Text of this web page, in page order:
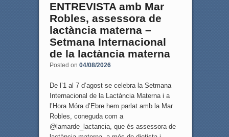
ENTREVISTA amb Mar
Robles, assessora de
lactància materna –
Setmana Internacional
de la lactància materna
Posted on 04/08/2026
De l’1 al 7 d’agost se celebra la Setmana
Internacional de la Lactància Materna i a
l’Hora Móra d’Ebre hem parlat amb la Mar
Robles, coneguda com a
@lamarde_lactancia, que és assessora de